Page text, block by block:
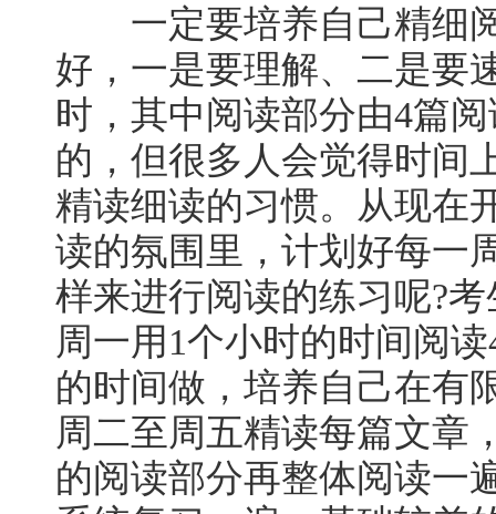
一定要培养自己精细阅
好，一是要理解、二是要
时，其中阅读部分由4篇
的，但很多人会觉得时间
精读细读的习惯。从现在
读的氛围里，计划好每一
样来进行阅读的练习呢?
周一用1个小时的时间阅
的时间做，培养自己在有
周二至周五精读每篇文章
的阅读部分再整体阅读一